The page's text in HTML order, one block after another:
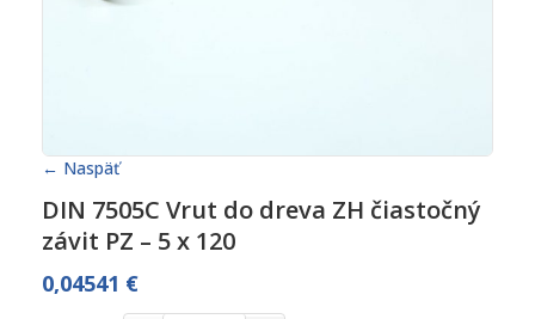
← Naspäť
DIN 7505C Vrut do dreva ZH čiastočný
závit PZ – 5 x 120
0,04541 €